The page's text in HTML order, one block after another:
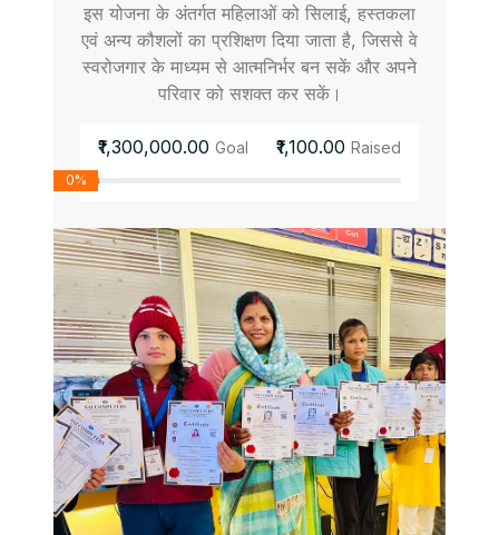
इस योजना के अंतर्गत महिलाओं को सिलाई, हस्तकला
एवं अन्य कौशलों का प्रशिक्षण दिया जाता है, जिससे वे
स्वरोजगार के माध्यम से आत्मनिर्भर बन सकें और अपने
परिवार को सशक्त कर सकें।
₹1,300,000.00 Goal ₹1,100.00 Raised
0%